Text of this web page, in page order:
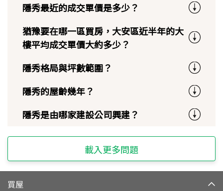
隱秀最近的成交單價是多少？
猶豫要在哪一區買房，大安區近半年的大
樓平均成交單價大約多少？
隱秀格局與坪數範圍？
隱秀的屋齡幾年？
隱秀是由哪家建設公司興建？
載入更多問題
買屋